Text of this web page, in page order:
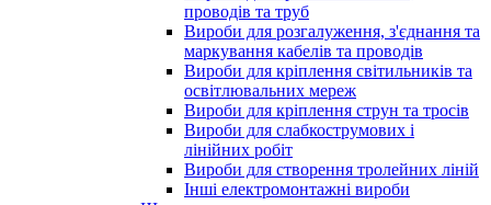
проводів та труб
Вироби для розгалуження, з'єднання та
маркування кабелів та проводів
Вироби для кріплення світильників та
освітлювальних мереж
Вироби для кріплення струн та тросів
Вироби для слабкострумових і
лінійних робіт
Вироби для створення тролейних ліній
Інші електромонтажні вироби